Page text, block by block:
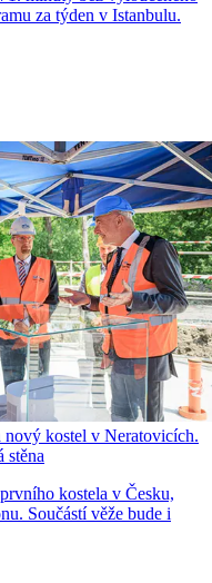
za týden v Istanbulu.
nový kostel v Neratovicích.
stěna
kostela v Česku,
Součástí věže bude i